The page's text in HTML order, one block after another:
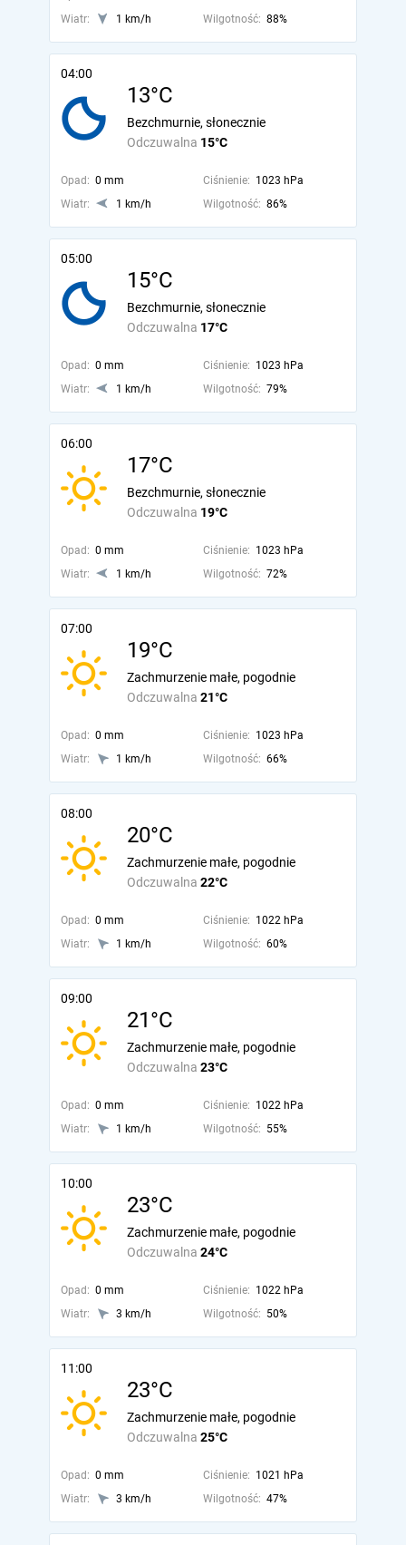
Wiatr:
1 km/h Wilgotność: 88%
04:00
13°C
Odczuwalna 15°C
Bezchmurnie, słonecznie
Opad: 0 mm Ciśnienie: 1023 hPa
Wiatr:
1 km/h Wilgotność: 86%
05:00
15°C
Odczuwalna 17°C
Bezchmurnie, słonecznie
Opad: 0 mm Ciśnienie: 1023 hPa
Wiatr:
1 km/h Wilgotność: 79%
06:00
17°C
Odczuwalna 19°C
Bezchmurnie, słonecznie
Opad: 0 mm Ciśnienie: 1023 hPa
Wiatr:
1 km/h Wilgotność: 72%
07:00
19°C
Odczuwalna 21°C
Zachmurzenie małe, pogodnie
Opad: 0 mm Ciśnienie: 1023 hPa
Wiatr:
1 km/h Wilgotność: 66%
08:00
20°C
Odczuwalna 22°C
Zachmurzenie małe, pogodnie
Opad: 0 mm Ciśnienie: 1022 hPa
Wiatr:
1 km/h Wilgotność: 60%
09:00
21°C
Odczuwalna 23°C
Zachmurzenie małe, pogodnie
Opad: 0 mm Ciśnienie: 1022 hPa
Wiatr:
1 km/h Wilgotność: 55%
10:00
23°C
Odczuwalna 24°C
Zachmurzenie małe, pogodnie
Opad: 0 mm Ciśnienie: 1022 hPa
Wiatr:
3 km/h Wilgotność: 50%
11:00
23°C
Odczuwalna 25°C
Zachmurzenie małe, pogodnie
Opad: 0 mm Ciśnienie: 1021 hPa
Wiatr:
3 km/h Wilgotność: 47%